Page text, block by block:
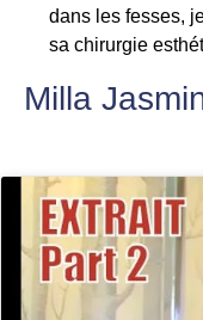
dans les fesses,
sa chirurgie
Milla